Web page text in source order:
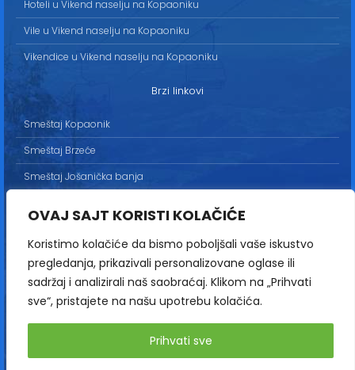
OVAJ SAJT KORISTI KOLAČIĆE
Koristimo kolačiće da bismo poboljšali vaše iskustvo
pregledanja, prikazivali personalizovane oglase ili
sadržaj i analizirali naš saobraćaj. Klikom na „Prihvati
sve“, pristajete na našu upotrebu kolačića.
Prihvati sve
Hoteli u Vikend naselju na Kopaoniku
Vile u Vikend naselju na Kopaoniku
Vikendice u Vikend naselju na Kopaoniku
Brzi linkovi
Smeštaj Kopaonik
Smeštaj Brzeće
Smeštaj Jošanička banja
Kontakt
Sva prava zadržana / All rights reserved